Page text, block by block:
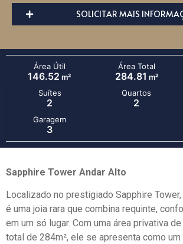
SOLICITAR MAIS
Área Útil
146.52 m²
Área Total
284.81 m²
Suítes
2
Quartos
2
Garagem
3
Sapphire Tower Andar Alto
Localizado no prestigiado Sapphire
é uma joia rara que combina requinte,
em um só lugar. Com uma área privativa
total de 284m², ele se apresenta como